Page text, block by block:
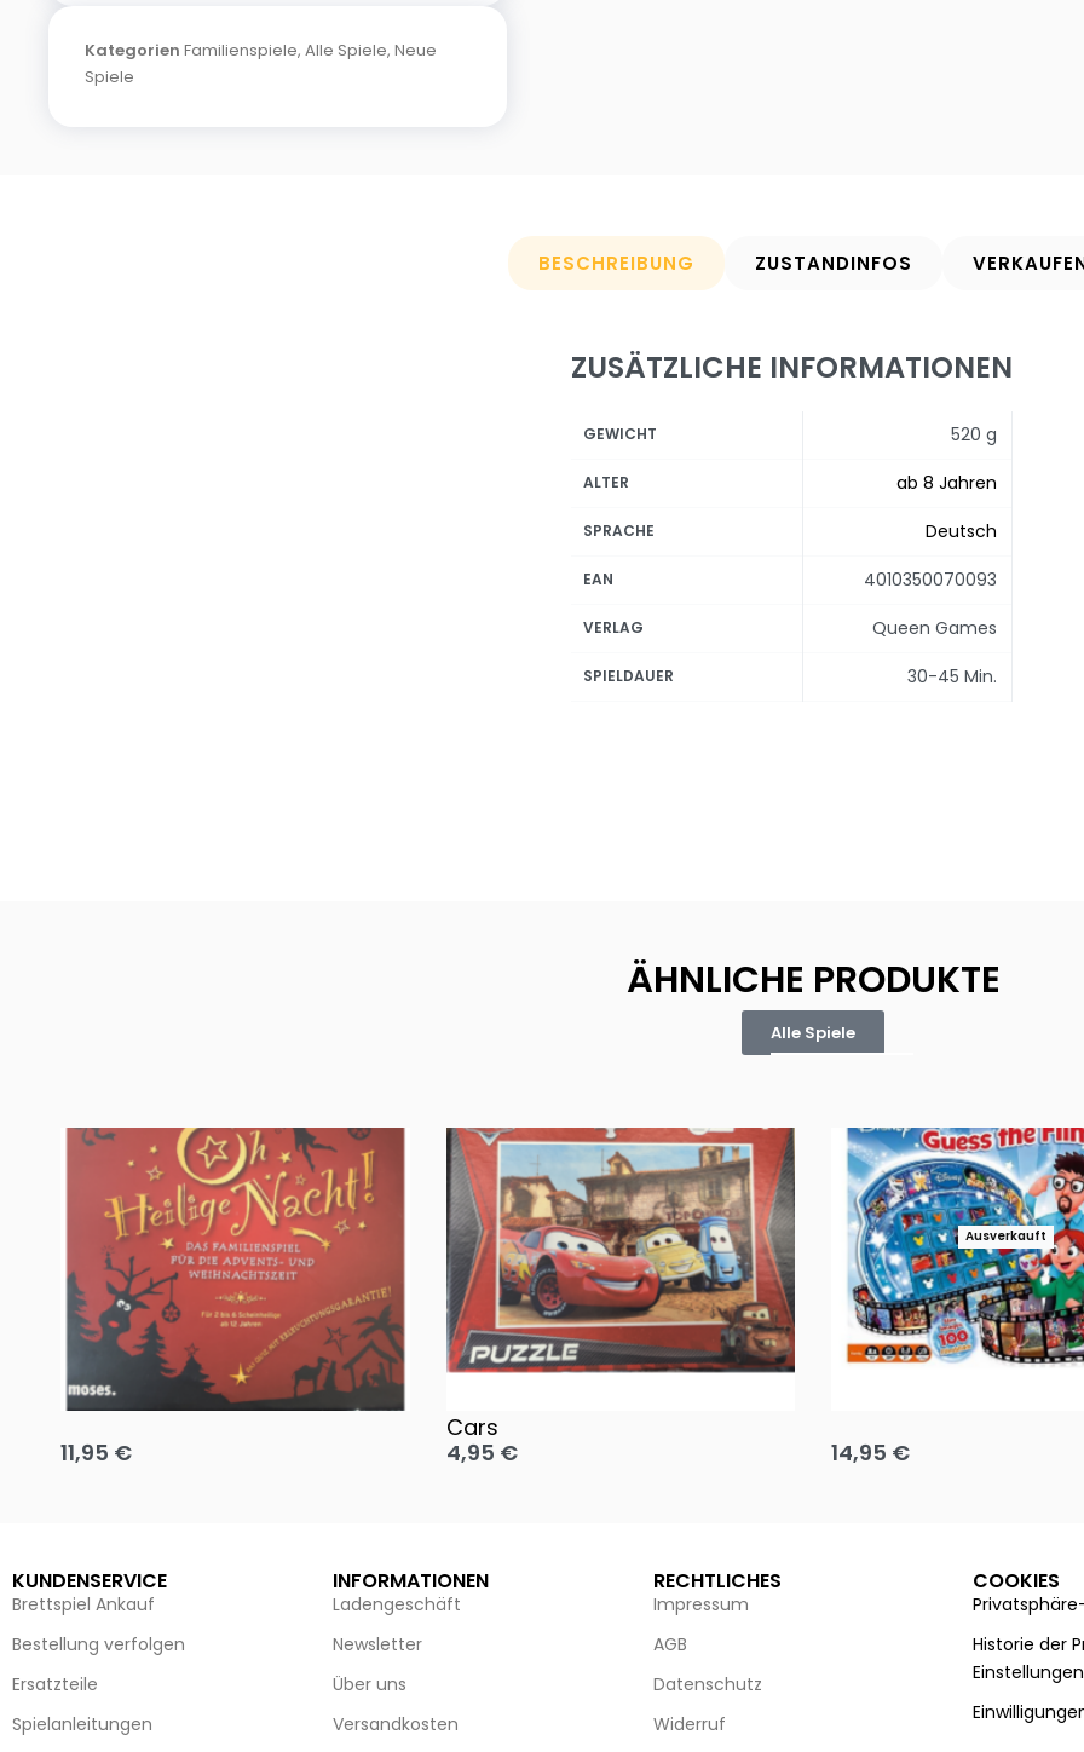
Kategorien Familienspiele, Alle Spiele, Neue
Spiele
BESCHREIBUNG ZUSTANDINFOS
ZUSÄTZLICHE INFORMATIONEN
GEWICHT 520 g
ALTER ab 8 Jahren
SPRACHE Deutsch
EAN 4010350070093
VERLAG Queen Games
SPIELDAUER 30-45 Min.
ÄHNLICHE PRODUKTE
Alle Spiele
Oh, heilige Nacht!
11,95 €
Cars
4,95 €
Ausverkauft
14,95 €
KUNDENSERVICE
Brettspiel Ankauf
Bestellung verfolgen
Ersatzteile
Spielanleitungen
INFORMATIONEN
Ladengeschäft
Newsletter
Über uns
Versandkosten
RECHTLICHES
Impressum
AGB
Datenschutz
Widerruf
COOKIES
Historie der
Einstellungen